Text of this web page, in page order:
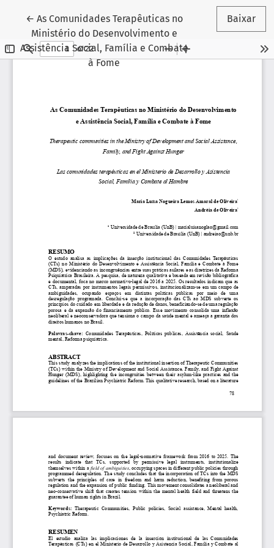
← Voltar aos Detalhes do Artigo
As Comunidades Terapêuticas no
Ministério do Desenvolvimento e
Assistência Social, Família e Combate
à Fome
Baixar